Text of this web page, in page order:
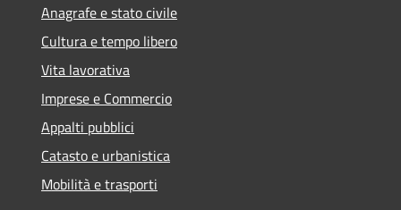
Anagrafe e stato civile
Cultura e tempo libero
Vita lavorativa
Imprese e Commercio
Appalti pubblici
Catasto e urbanistica
Mobilità e trasporti